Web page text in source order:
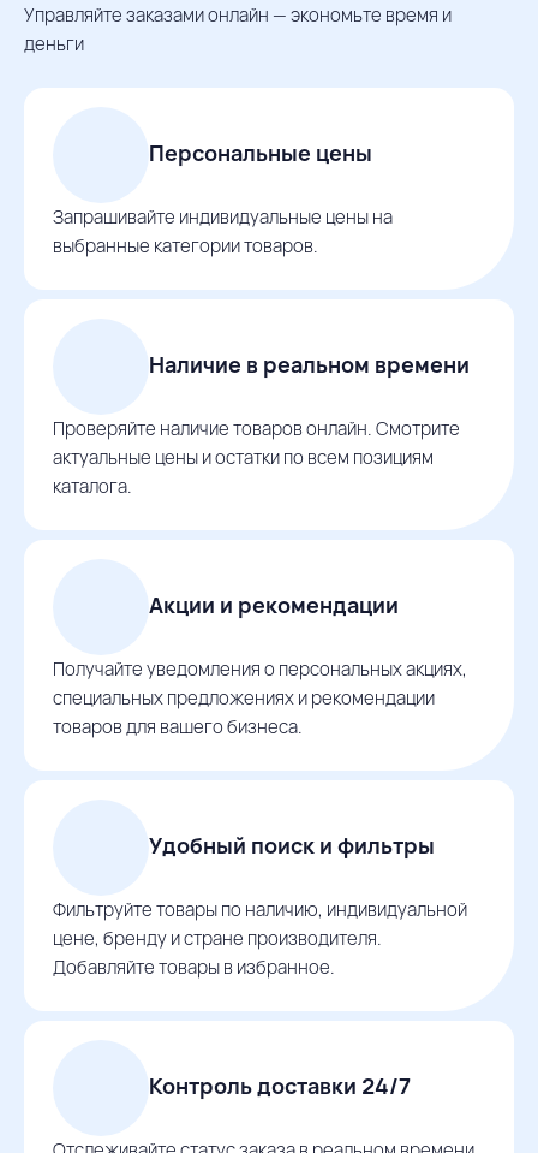
Управляйте заказами онлайн — экономьте время и
деньги
Персональные цены
Запрашивайте индивидуальные цены на
выбранные категории товаров.
Наличие в реальном времени
Проверяйте наличие товаров онлайн. Смотрите
актуальные цены и остатки по всем позициям
каталога.
Акции и рекомендации
Получайте уведомления о персональных акциях,
специальных предложениях и рекомендации
товаров для вашего бизнеса.
Удобный поиск и фильтры
Фильтруйте товары по наличию, индивидуальной
цене, бренду и стране производителя.
Добавляйте товары в избранное.
Контроль доставки 24/7